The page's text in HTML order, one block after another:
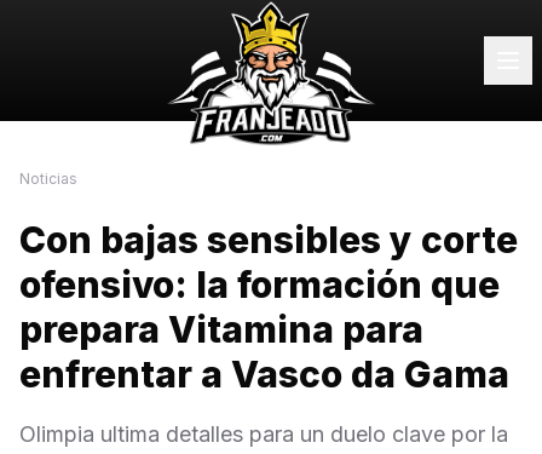
Noticias
Con bajas sensibles y corte
ofensivo: la formación que
prepara Vitamina para
enfrentar a Vasco da Gama
Olimpia ultima detalles para un duelo clave por la